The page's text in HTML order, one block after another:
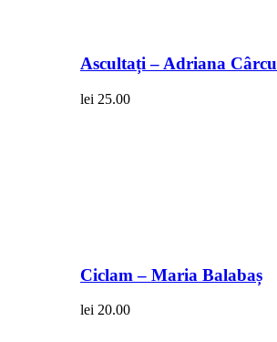
Ascultați – Adriana Cârcu
lei 25.00
Ciclam – Maria Balabaș
lei 20.00